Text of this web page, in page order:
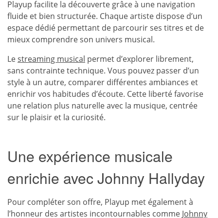
Playup facilite la découverte grâce à une navigation
fluide et bien structurée. Chaque artiste dispose d’un
espace dédié permettant de parcourir ses titres et de
mieux comprendre son univers musical.
Lestreaming musical permet d’explorer librement,
sans contrainte technique. Vous pouvez passer d’un
style à un autre, comparer différentes ambiances et
enrichir vos habitudes d’écoute. Cette liberté favorise
une relation plus naturelle avec la musique, centrée
sur le plaisir et la curiosité.
Une expérience musicale
enrichie avec Johnny Hallyday
Pour compléter son offre, Playup met également à
l’honneur des artistes incontournables comme Johnny